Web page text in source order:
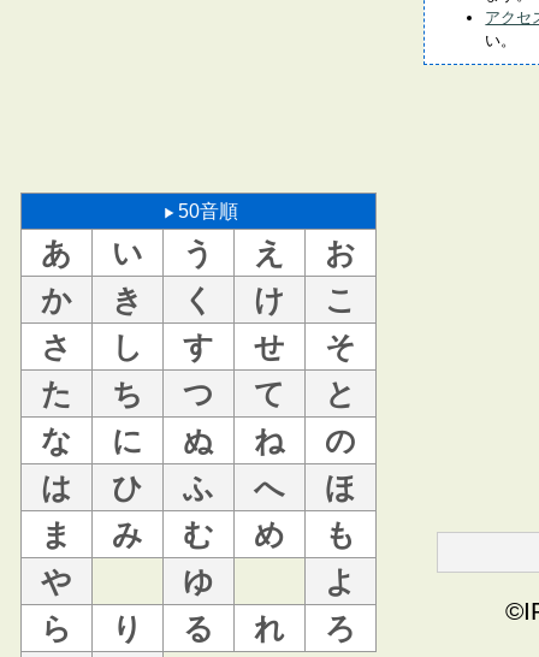
50音順
あ い う え
お
か
き く け
こ
さ
し す せ
そ
た
ち つ て
と
な
に ぬ ね
の
は
ひ ふ へ
ほ
ま
み む め
も
や
ゆ
よ
ら
り る れ
ろ
アクセ
い。